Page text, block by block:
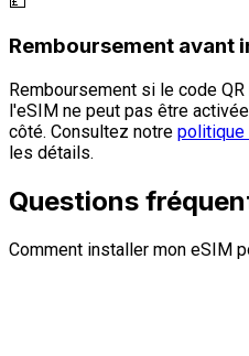
Remboursement avant
Remboursement si le code
l'eSIM ne peut pas être
côté. Consultez notre politique
les détails.
Questions
Comment installer mon eSIM